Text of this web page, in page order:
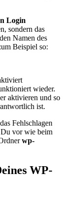
Login
sondern das
Namen des
Beispiel so:
wieder.
aktivieren und so
ist.
Fehlschlagen
vor wie beim
wp-
WP-